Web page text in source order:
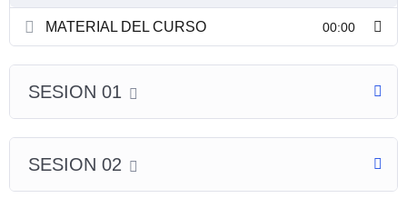
MATERIAL DEL CURSO 00:00
SESION 01
SESION 02